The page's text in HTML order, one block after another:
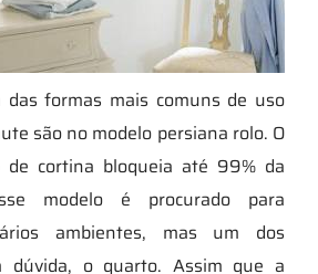
formas mais comuns de uso
são no modelo persiana rolo. O
de cortina bloqueia até 99% da
modelo é procurado para
ambientes, mas um dos
dúvida, o quarto. Assim que a